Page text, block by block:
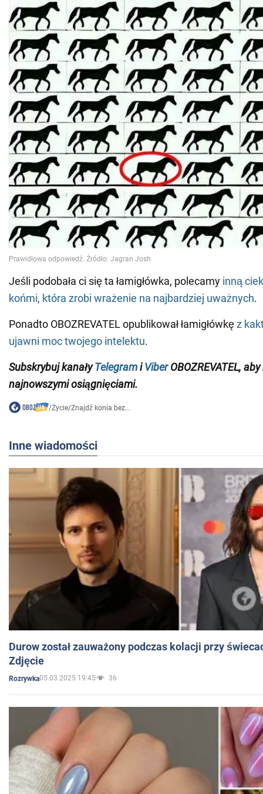
Jeśli podobała ci się ta łamigłówka, polecamy inną
końmi, która zrobi wrażenie na najbardziej uważnych.
Ponadto OBOZREVATEL opublikował łamigłówkęz
ujawni moc twojego intelektu.
Subskrybuj kanałyTelegramiViber OBOZREVATEL,
najnowszymi osiągnięciami.
/Życie/Znajdź konia bez...
Inne wiadomości
Durow został zauważony podczas kolacji przy
Zdjęcie
Rozrywka05.03.2025 19:45 36